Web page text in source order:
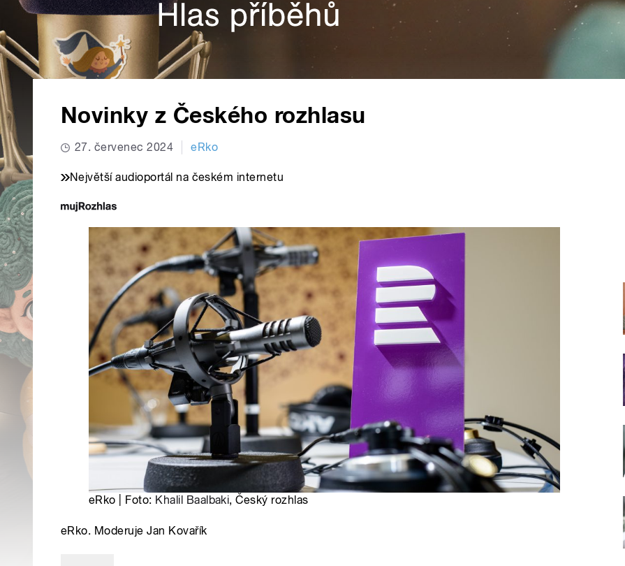
Novinky z Českého rozhlasu
27. červenec 2024 eRko
Největší audioportál na českém internetu
eRko | Foto: Khalil Baalbaki, Český rozhlas
eRko. Moderuje Jan Kovařík